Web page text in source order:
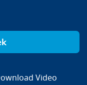
Video